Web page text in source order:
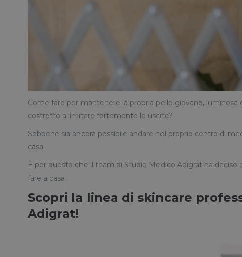
Come fare per mantenere la propria pelle giovane, luminosa
costretto a limitare fortemente le uscite?
Sebbene sia ancora possibile andare nel proprio centro di
casa.
È per questo che il team di Studio Medico Adigrat ha deciso
fare a casa.
Scopri la linea di skincare
Adigrat!